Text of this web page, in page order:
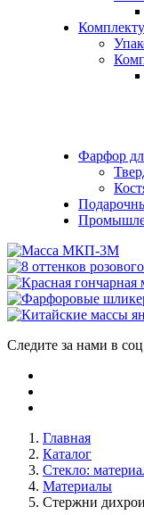
Фарфор
Следите за нами в
Главная
Каталог
Стекло:
Материалы
Стержни